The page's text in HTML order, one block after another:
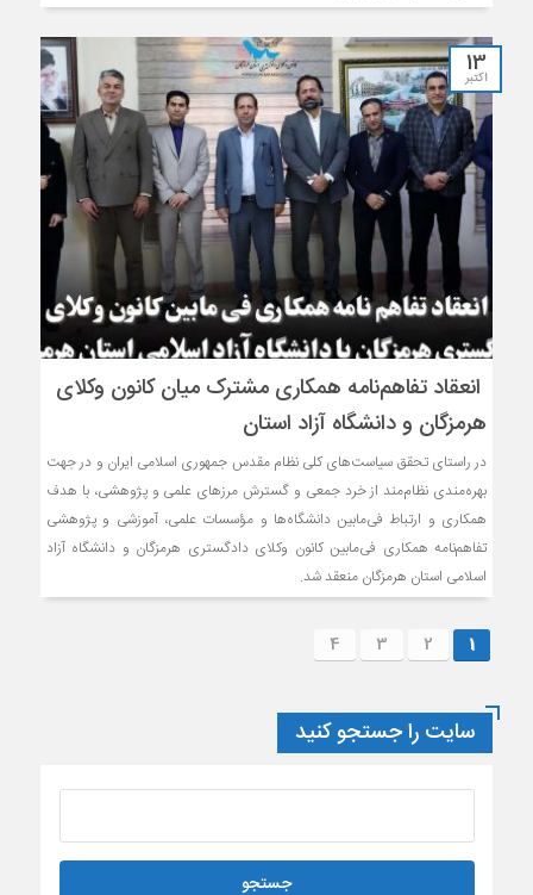
13
اکتبر
انعقاد تفاهم‌نامه همکاری مشترک میان کانون وکلای
هرمزگان و دانشگاه آزاد استان
در راستای تحقق سیاست‌های کلی نظام مقدس جمهوری اسلامی ایران و در جهت
بهره‌مندی نظام‌مند از خرد جمعی و گسترش مرزهای علمی و پژوهشی، با هدف
همکاری و ارتباط فی‌مابین دانشگاه‌ها و مؤسسات علمی، آموزشی و پژوهشی
تفاهم‌نامه همکاری فی‌مابین کانون وکلای دادگستری هرمزگان و دانشگاه آزاد
اسلامی استان هرمزگان منعقد شد.
1
2
3
4
سایت را جستجو کنید